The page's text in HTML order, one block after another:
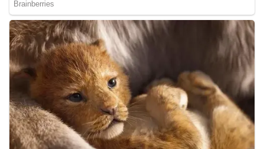
situasi Kamtibmas yang aman dan kondusif,
sekaligus menumbuhkan semangat nasionalisme
warga dalam menyambut Hari Kemerdekaan RI.
Percepat Penanganan Infrastruktur Kota Medan,
Dinas SDABMBK Perkuat Sinergi dengan
Kecamatan
Ketua DPRD Medan Terima Silaturahmi Kapolres
Belawan, Bahas Narkoba, Kriminalitas hingga
Potensi Ekonomi
Bhabinkamtibmas Polsek Medan Sunggal
Sambangi Warga Kelurahan Sunggal, Ingatkan
Pemasangan Bendera Merah Putih Jelang HUT